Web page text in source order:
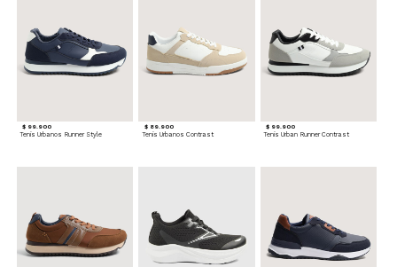
$ 99.900
Tenis Urbanos Runner Style
$ 89.900
Tenis Urbanos Contrast
$ 99.900
Tenis Urban Runner Contrast